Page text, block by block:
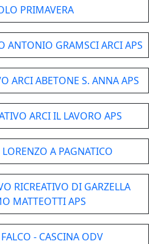
PRIMAVERA
ANTONIO GRAMSCI ARCI APS
ARCI ABETONE S. ANNA APS
ARCI IL LAVORO APS
A PAGNATICO
RICREATIVO DI GARZELLA
MATTEOTTI APS
- CASCINA ODV